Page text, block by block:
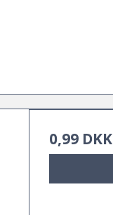
0,99 DKK